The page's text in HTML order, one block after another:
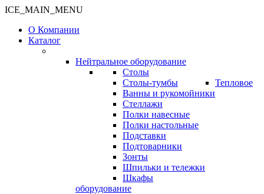
ICE_MAIN_MENU
О Компании
Каталог
Нейтральное оборудование
Столы
Столы-тумбы
Ванны и рукомойники
Стеллажи
Полки навесные
Полки настольные
Подставки
Подтоварники
Зонты
Шпильки и тележки
Шкафы
Тепловое
оборудование